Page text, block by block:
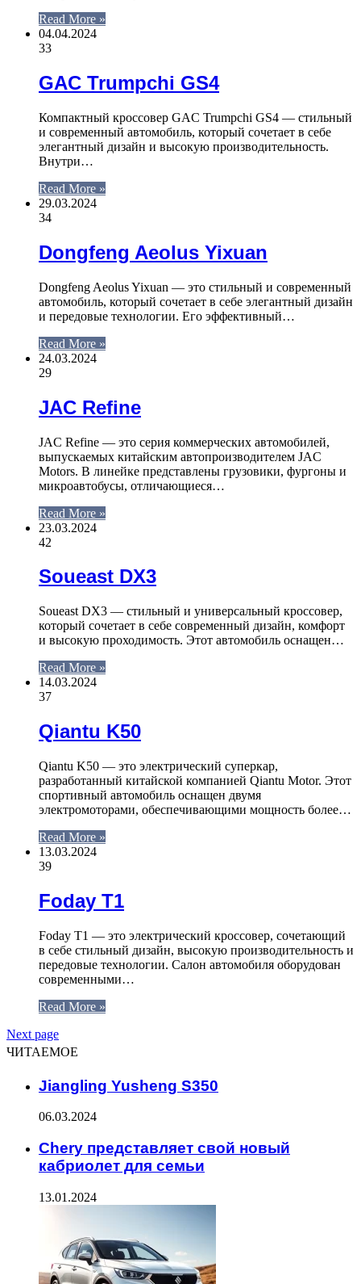
Read More »
04.04.2024
33
GAC Trumpchi GS4
Компактный кроссовер GAC Trumpchi GS4 — стильный
и современный автомобиль, который сочетает в себе
элегантный дизайн и высокую производительность.
Внутри…
Read More »
29.03.2024
34
Dongfeng Aeolus Yixuan
Dongfeng Aeolus Yixuan — это стильный и современный
автомобиль, который сочетает в себе элегантный дизайн
и передовые технологии. Его эффективный…
Read More »
24.03.2024
29
JAC Refine
JAC Refine — это серия коммерческих автомобилей,
выпускаемых китайским автопроизводителем JAC
Motors. В линейке представлены грузовики, фургоны и
микроавтобусы, отличающиеся…
Read More »
23.03.2024
42
Soueast DX3
Soueast DX3 — стильный и универсальный кроссовер,
который сочетает в себе современный дизайн, комфорт
и высокую проходимость. Этот автомобиль оснащен…
Read More »
14.03.2024
37
Qiantu K50
Qiantu K50 — это электрический суперкар,
разработанный китайской компанией Qiantu Motor. Этот
спортивный автомобиль оснащен двумя
электромоторами, обеспечивающими мощность более…
Read More »
13.03.2024
39
Foday T1
Foday T1 — это электрический кроссовер, сочетающий
в себе стильный дизайн, высокую производительность и
передовые технологии. Салон автомобиля оборудован
современными…
Read More »
Next page
ЧИТАЕМОЕ
Jiangling Yusheng S350
06.03.2024
Chery представляет свой новый
кабриолет для семьи
13.01.2024